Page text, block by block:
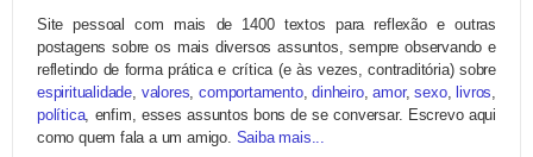
Site pessoal com mais de 1400 textos para reflexão e outras
postagens sobre os mais diversos assuntos, sempre observando e
refletindo de forma prática e crítica (e às vezes, contraditória) sobre
espiritualidade, valores,comportamento,dinheiro,amor,sexo, livros,
política, enfim, esses assuntos bons de se conversar. Escrevo aqui
como quem fala a um amigo. Saiba mais...